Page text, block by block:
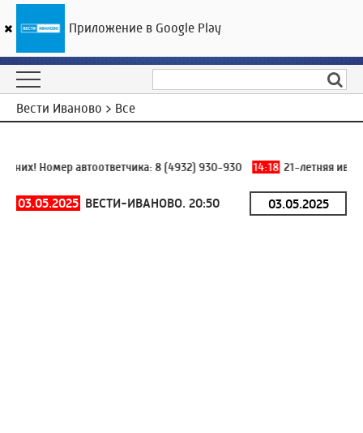
ГТРК «Ивтелерадио»
Вести Иваново > Все
Номер автоответчика:8 (4932) 930-930 14:18 21-летняя
03.05.2025 ВЕСТИ-ИВАНОВО. 20:50
Приложение в Google Play